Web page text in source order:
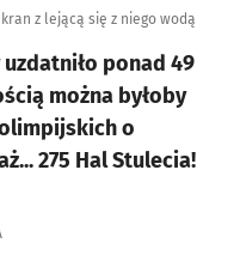
z lejącą się z niego wodą
uzdatniło ponad 49
można byłoby
o
275 Hal Stulecia!